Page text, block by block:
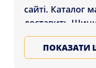
сайті. Каталог
доставить
H/T2 235/60 R16
регіонах:
ПОКАЗАТИ